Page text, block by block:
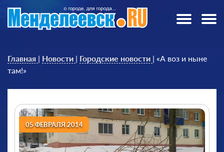
Главная | Новости | Городские новости | «А воз и ныне
там!»
05 ФЕВРАЛЯ 2014